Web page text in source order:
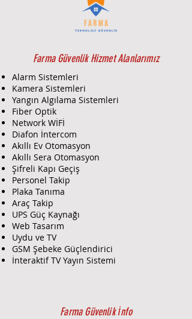
Cihazlarıyla Ara Bağlantı
Farma Güvenlik Hizmet Alanlarımız
Alarm Sistemleri
Kamera Sistemleri
Yangın Algılama Sistemleri
Fiber Optik
Network WİFİ
Diafon İntercom
Akıllı Ev Otomasyon
Akıllı Sera Otomasyon
Şifreli Kapı Geçiş
Personel Takip
Plaka Tanıma
Araç Takip
UPS Güç Kaynağı
Web Tasarım
Uydu ve TV
GSM Şebeke Güçlendirici
İnteraktif TV Yayın Sistemi
Farma Güvenlik İnfo